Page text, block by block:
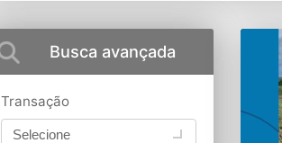
Busca avançada
Transação
Selecione